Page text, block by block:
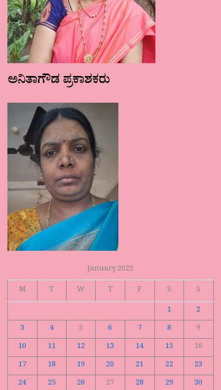
ಅನಿತಾಗೌಡ ಪ್ರಕಾಶಕರು
January 2022
M
T W T F S
S
1
2
3
4 5 6 7 8
9
10
11 12 13 14 15
16
17
18 19 20 21 22
23
24
25 26 27 28 29
30